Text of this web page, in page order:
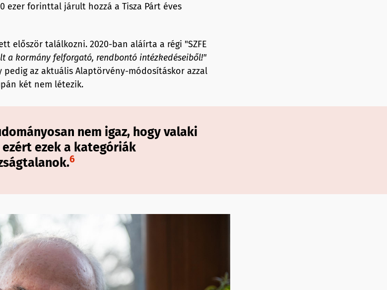
ezer forinttal járult hozzá a Tisza Párt éves
először találkozni. 2020-ban aláírta a régi "SZFE
a kormány felforgató, rendbontó intézkedéseiből!"
pedig az aktuális Alaptörvény-módosításkor azzal
két nem létezik.
nem igaz, hogy valaki
ezek a kategóriák
6